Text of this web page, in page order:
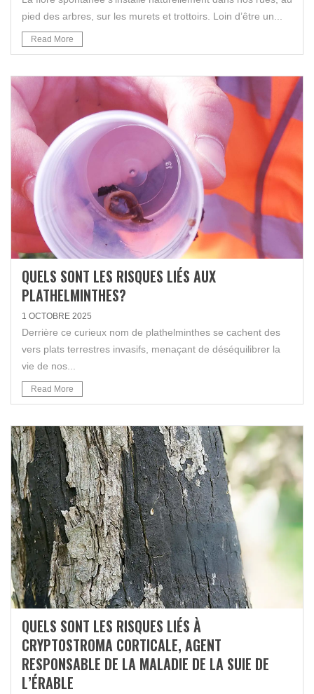
pied des arbres, sur les murets et trottoirs. Loin d’être un...
Read More
QUELS SONT LES RISQUES LIÉS AUX
PLATHELMINTHES?
1 OCTOBRE 2025
Derrière ce curieux nom de plathelminthes se cachent des
vers plats terrestres invasifs, menaçant de déséquilibrer la
vie de nos...
Read More
QUELS SONT LES RISQUES LIÉS À
CRYPTOSTROMA CORTICALE, AGENT
RESPONSABLE DE LA MALADIE DE LA SUIE DE
L’ÉRABLE